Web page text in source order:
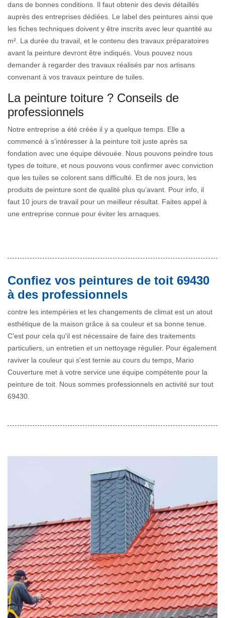
dans de bonnes conditions. Il faut obtenir des devis détaillés
auprès des entreprises dédiées. Le label des peintures ainsi que
les fiches techniques doivent y être inscrits avec leur quantité au
m². La durée du travail, et le contenu des travaux préparatoires
avant la peinture devront être indiqués. Vous pouvez nous
demander à regarder des travaux réalisés par nos artisans
convenant à vos travaux peinture de tuiles.
La peinture toiture ? Conseils de
professionnels
Notre entreprise a été créée il y a quelque temps. Elle a
commencé à s’intéresser à la peinture toit juste après sa
fondation avec une équipe dévouée. Nous pouvons peindre tous
types de toiture, et nous pouvons vous confirmer avec conviction
que les tuiles se colorent sans difficulté. Et de nos jours, les
produits de peinture sont de qualité plus qu’avant. Pour info, il
faut 10 jours de travail pour un meilleur résultat. Faites appel à
une entreprise connue pour éviter les arnaques.
Confiez vos peintures de toit 69430
à des professionnels
contre les intempéries et les changements de climat est un atout
esthétique de la maison grâce à sa couleur et sa bonne tenue.
C'est pour cela qu'il est nécessaire de faire des traitements
particuliers, un entretien et un nettoyage régulier. Pour également
raviver la couleur qui s'est ternie au cours du temps, Mario
Couverture met à votre service une équipe compétente pour la
peinture de toit. Nous sommes professionnels en activité sur tout
69430.